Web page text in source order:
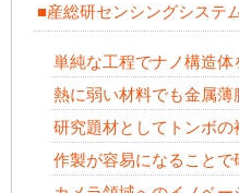
■産総研センシングシステ
単純な工程でナノ構造
熱に弱い材料でも金属薄
研究題材としてトンボの
作製が容易になることで